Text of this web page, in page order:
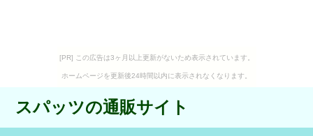
[PR] この広告は3ヶ月以上更新がないため表示されています。
ホームページを更新後24時間以内に表示されなくなります。
スパッツの通販サイト